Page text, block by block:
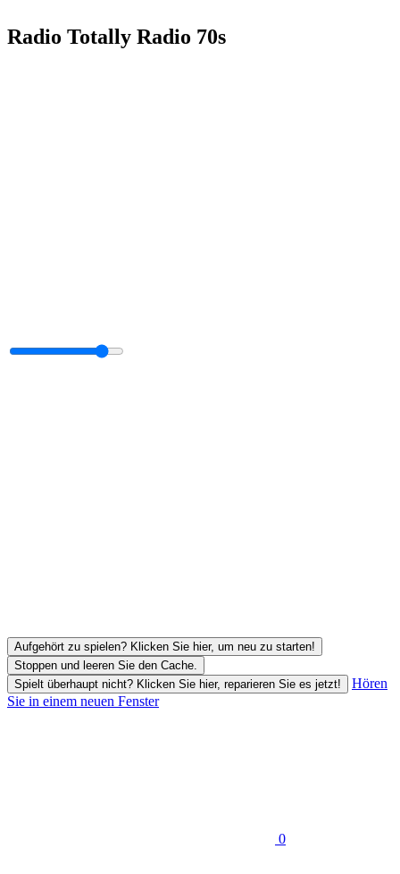
Radio Totally Radio 70s
Aufgehört zu spielen? Klicken Sie hier, um neu zu starten!
Stoppen und leeren Sie den Cache.
Spielt überhaupt nicht? Klicken Sie hier, reparieren Sie es jetzt!
Hören
Sie in einem neuen Fenster
0